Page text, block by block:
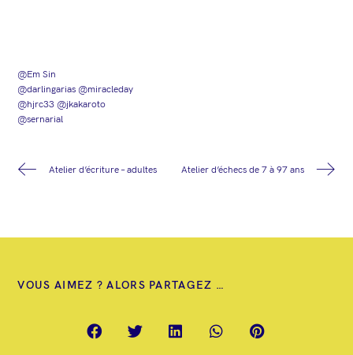
@Em Sin
@darlingarias @miracleday
@hjrc33 @jkakaroto
@sernarial
Atelier d’écriture – adultes Atelier d’échecs de 7 à 97 ans
VOUS AIMEZ ? ALORS PARTAGEZ …